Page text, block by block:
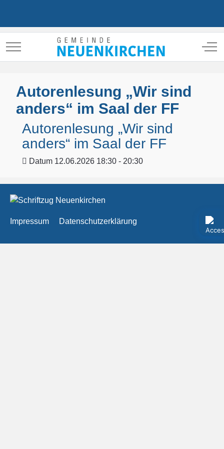
Mobile Menu Toggle Off-
Autorenlesung „Wir sind
anders“ im Saal der FF
Autorenlesung „Wir sind
anders“ im Saal der FF
Datum 12.06.2026 18:30 - 20:30
Impressum Datenschutzerklärung